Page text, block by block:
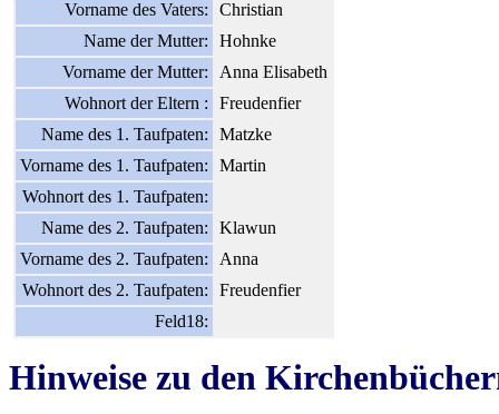
Vorname des Vaters:
Christian
Name der Mutter:
Hohnke
Vorname der Mutter:
Anna Elisabeth
Wohnort der Eltern :
Freudenfier
Name des 1. Taufpaten:
Matzke
Vorname des 1. Taufpaten:
Martin
Wohnort des 1. Taufpaten:
Name des 2. Taufpaten:
Klawun
Vorname des 2. Taufpaten:
Anna
Wohnort des 2. Taufpaten:
Freudenfier
Feld18:
Hinweise zu den